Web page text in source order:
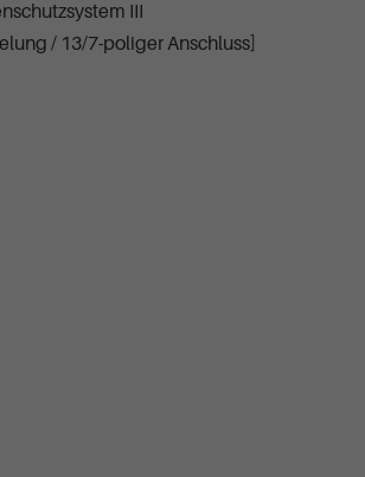
III
/ 13/7-poliger Anschluss]